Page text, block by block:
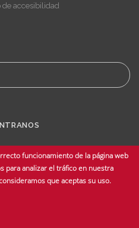
accesibilidad
Todos los derechos reservados -
funcionamiento de la página web
para analizar el tráfico en nuestra
que aceptas su uso.